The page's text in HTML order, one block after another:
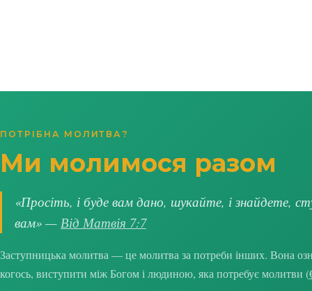
ПОТРІБНА МОЛИТВА?
Ми молимося разом
«Просіть, і буде вам дано, шукайте, і знайдете,
вам» — Від Матвія 7:7
Заступницька молитва — це молитва за потреби інших. Вона
когось, виступити між Богом і людиною, яка потребує молитви (